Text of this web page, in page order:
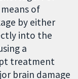
of
by either
into the
a
treatment
brain damage